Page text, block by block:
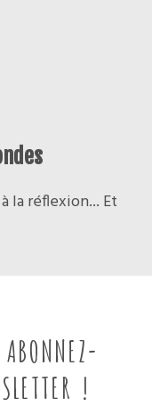
la réflexion... Et
!